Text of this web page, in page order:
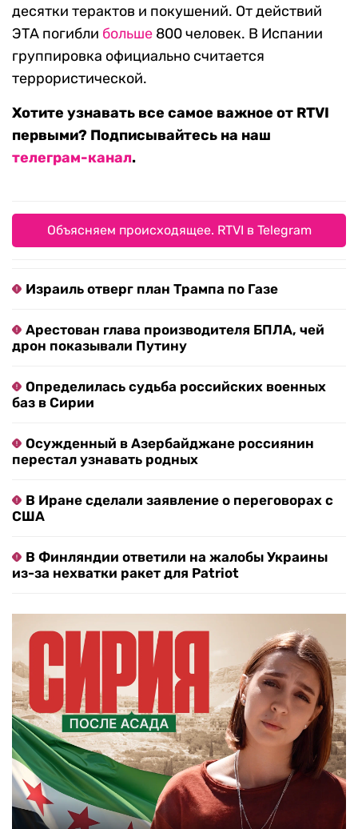
десятки терактов и покушений. От действий
ЭТА погибли больше 800 человек. В Испании
группировка официально считается
террористической.
Хотите узнавать все самое важное от RTVI
первыми? Подписывайтесь на наш
телеграм-канал.
Объясняем происходящее. RTVI в Telegram
Израиль отверг план Трампа по Газе
Арестован глава производителя БПЛА, чей
дрон показывали Путину
Определилась судьба российских военных
баз в Сирии
Осужденный в Азербайджане россиянин
перестал узнавать родных
В Иране сделали заявление о переговорах с
США
В Финляндии ответили на жалобы Украины
из-за нехватки ракет для Patriot